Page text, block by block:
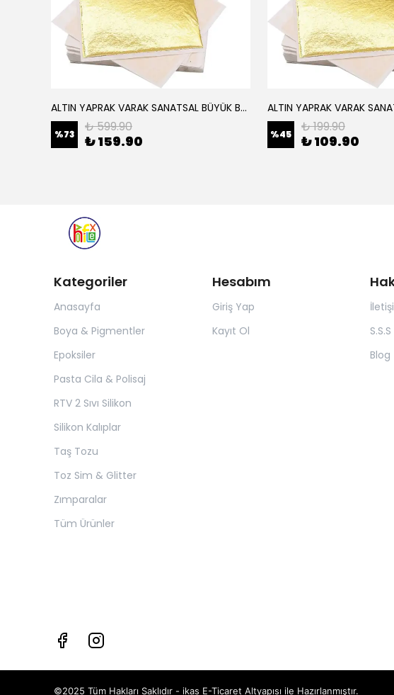
ALTIN YAPRAK VARAK SANATSAL BÜYÜK BOY FOLYO EPOKSİ REÇİNE NAİL ART 16 ADET 14X14 CM ALTIN RENK
%73 ₺ 599.90
₺ 159.90 %45 ₺ 199.90
₺ 109.90
Kategoriler
Anasayfa
Boya & Pigmentler
Epoksiler
Pasta Cila & Polisaj
RTV 2 Sıvı Silikon
Silikon Kalıplar
Taş Tozu
Toz Sim & Glitter
Zımparalar
Tüm Ürünler
Hesabım
Giriş Yap
Kayıt Ol
S.S.S
Blog
©2025 Tüm Hakları Saklıdır - ikas E-Ticaret Altyapısı ile Hazırlanmıştır.